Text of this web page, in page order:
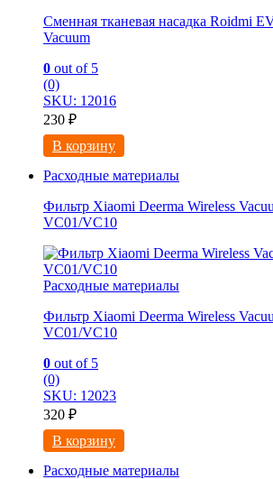
Сменная тканевая насадка Roidmi
Vacuum
0 out of 5
(0)
SKU: 12016
230 ₽
В корзину
Расходные материалы
Фильтр Xiaomi Deerma Wireless
VC01/VC10
Расходные материалы
Фильтр Xiaomi Deerma Wireless
VC01/VC10
0 out of 5
(0)
SKU: 12023
320 ₽
В корзину
Расходные материалы